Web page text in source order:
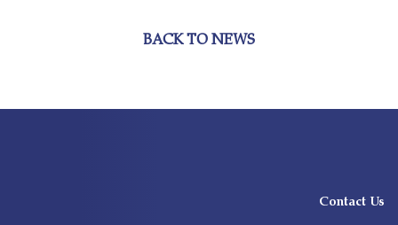
BACK TO NEWS
Contact Us